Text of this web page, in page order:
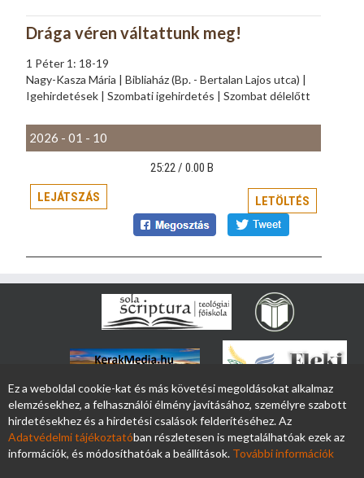
Drága véren váltattunk meg!
1 Péter 1: 18-19
Nagy-Kasza Mária | Bibliaház (Bp. - Bertalan Lajos utca) |
Igehirdetések | Szombati igehirdetés | Szombat délelőtt
2026 - 01 - 10
25:22 / 0.00 B
LEJÁTSZÁS
LETÖLTÉS
Ez a weboldal cookie-kat és más követési megoldásokat alkalmaz
elemzésekhez, a felhasználói élmény javításához, személyre szabott
hirdetésekhez és a hirdetési csalások felderítéséhez. Az
Adatvédelmi tájékoztatóban részletesen is megtalálhatóak ezek az
információk, és módosíthatóak a beállítások. További információk